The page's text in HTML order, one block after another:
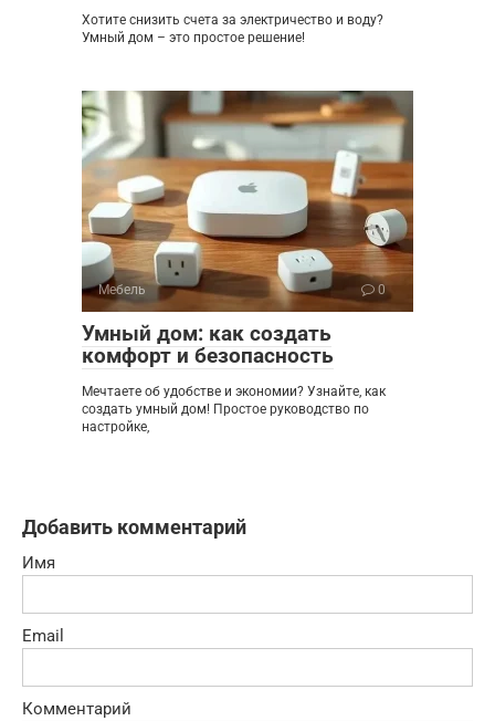
Хотите снизить счета за электричество и воду?
Умный дом – это простое решение!
Мебель 0
Умный дом: как создать
комфорт и безопасность
Мечтаете об удобстве и экономии? Узнайте, как
создать умный дом! Простое руководство по
настройке,
Добавить комментарий
Имя
Email
Комментарий